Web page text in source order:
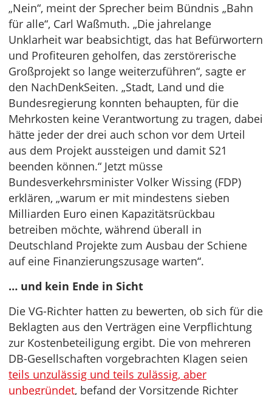
„Nein“, meint der Sprecher beim Bündnis „Bahn
für alle“, Carl Waßmuth. „Die jahrelange
Unklarheit war beabsichtigt, das hat Befürwortern
und Profiteuren geholfen, das zerstörerische
Großprojekt so lange weiterzuführen“, sagte er
den NachDenkSeiten. „Stadt, Land und die
Bundesregierung konnten behaupten, für die
Mehrkosten keine Verantwortung zu tragen, dabei
hätte jeder der drei auch schon vor dem Urteil
aus dem Projekt aussteigen und damit S21
beenden können.“ Jetzt müsse
Bundesverkehrsminister Volker Wissing (FDP)
erklären, „warum er mit mindestens sieben
Milliarden Euro einen Kapazitätsrückbau
betreiben möchte, während überall in
Deutschland Projekte zum Ausbau der Schiene
auf eine Finanzierungszusage warten“.
… und kein Ende in Sicht
Die VG-Richter hatten zu bewerten, ob sich für die
Beklagten aus den Verträgen eine Verpflichtung
zur Kostenbeteiligung ergibt. Die von mehreren
DB-Gesellschaften vorgebrachten Klagen seien
teils unzulässig und teils zulässig, aber
unbegründet, befand der Vorsitzende Richter